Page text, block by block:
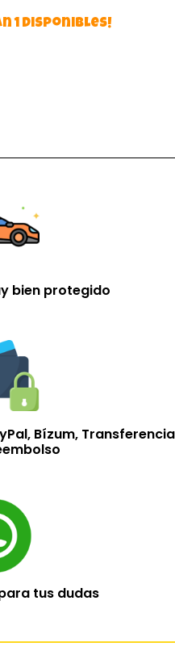
1 disponibles!
bien protegido
Bízum, Transferencia
tus dudas